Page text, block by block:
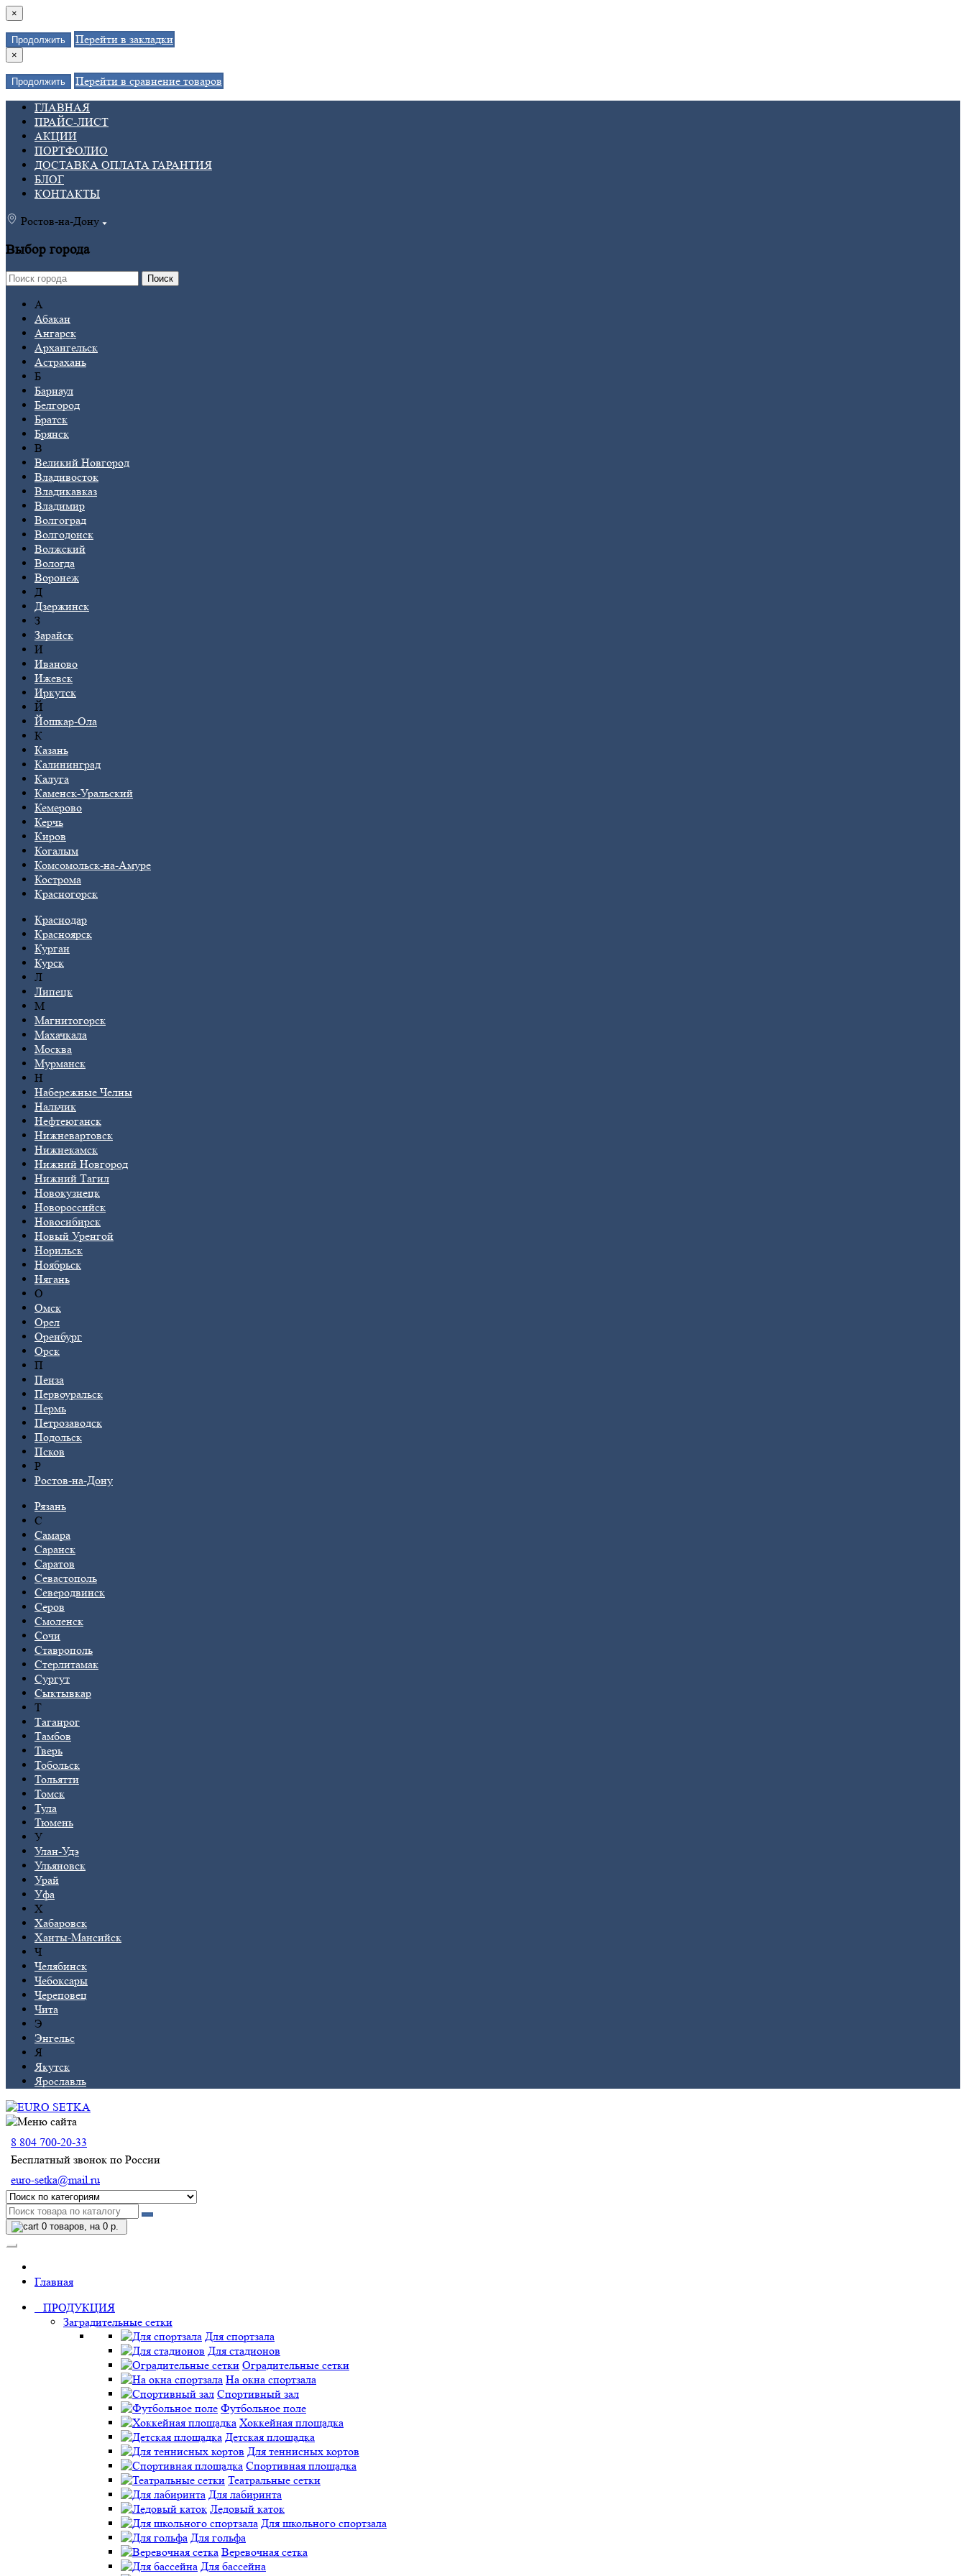
×
Продолжить Перейти в закладки
×
Продолжить
Перейти в сравнение товаров
ГЛАВНАЯ
ПРАЙС-ЛИСТ
АКЦИИ
ПОРТФОЛИО
ДОСТАВКА ОПЛАТА ГАРАНТИЯ
БЛОГ
КОНТАКТЫ
Ростов-на-Дону
Выбор города
Поиск
А
Абакан
Ангарск
Архангельск
Астрахань
Б
Барнаул
Белгород
Братск
Брянск
В
Великий Новгород
Владивосток
Владикавказ
Владимир
Волгоград
Волгодонск
Волжский
Вологда
Воронеж
Д
Дзержинск
З
Зарайск
И
Иваново
Ижевск
Иркутск
Й
Йошкар-Ола
К
Казань
Калининград
Калуга
Каменск-Уральский
Кемерово
Керчь
Киров
Когалым
Комсомольск-на-Амуре
Кострома
Красногорск
Краснодар
Красноярск
Курган
Курск
Л
Липецк
М
Магнитогорск
Махачкала
Москва
Мурманск
Н
Набережные Челны
Нальчик
Нефтеюганск
Нижневартовск
Нижнекамск
Нижний Новгород
Нижний Тагил
Новокузнецк
Новороссийск
Новосибирск
Новый Уренгой
Норильск
Ноябрьск
Нягань
О
Омск
Орел
Оренбург
Орск
П
Пенза
Первоуральск
Пермь
Петрозаводск
Подольск
Псков
Р
Ростов-на-Дону
Рязань
С
Самара
Саранск
Саратов
Севастополь
Северодвинск
Серов
Смоленск
Сочи
Ставрополь
Стерлитамак
Сургут
Сыктывкар
Т
Таганрог
Тамбов
Тверь
Тобольск
Тольятти
Томск
Тула
Тюмень
У
Улан-Удэ
Ульяновск
Урай
Уфа
Х
Хабаровск
Ханты-Мансийск
Ч
Челябинск
Чебоксары
Череповец
Чита
Э
Энгельс
Я
Якутск
Ярославль
8 804 700-20-33
Бесплатный звонок по России
euro-setka@mail.ru
0 товаров, на 0 р.
Главная
ПРОДУКЦИЯ
Заградительные сетки
Для спортзала
Для стадионов
Оградительные сетки
На окна спортзала
Спортивный зал
Футбольное поле
Хоккейная площадка
Детская площадка
Для теннисных кортов
Спортивная площадка
Театральные сетки
Для лабиринта
Ледовый каток
Для школьного спортзала
Для гольфа
Веревочная сетка
Для бассейна